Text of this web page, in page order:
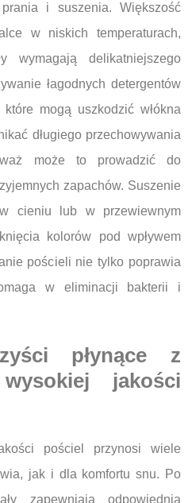
i suszenia. Większość
w niskich temperaturach,
wymagają delikatniejszego
łagodnych detergentów
mogą uszkodzić włókna
długiego przechowywania
może to prowadzić do
zapachów. Suszenie
cieniu lub w przewiewnym
kolorów pod wpływem
pościeli nie tylko poprawia
w eliminacji bakterii i
płynące z
jakości
pościel przynosi wiele
jak i dla komfortu snu. Po
zapewniają odpowiednią